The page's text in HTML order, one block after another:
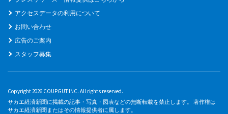
アクセスデータの利用について
お問い合わせ
広告のご案内
スタッフ募集
Copyright 2026 COUPGUT INC. All rights reserved.
サカエ経済新聞に掲載の記事・写真・図表などの無断転載を禁止します。 著作権は
サカエ経済新聞またはその情報提供者に属します。